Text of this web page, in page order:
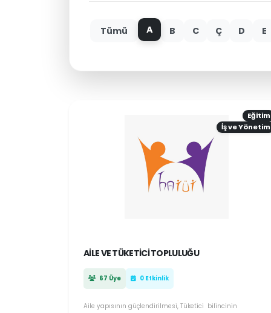
Tümü A B C Ç D E
Eğitim
İş ve Yönetim
AILE VE TÜKETICI TOPLULUĞU
67 Üye 0 Etkinlik
Aile yapısının güçlendirilmesi, Tüketici bilincinin